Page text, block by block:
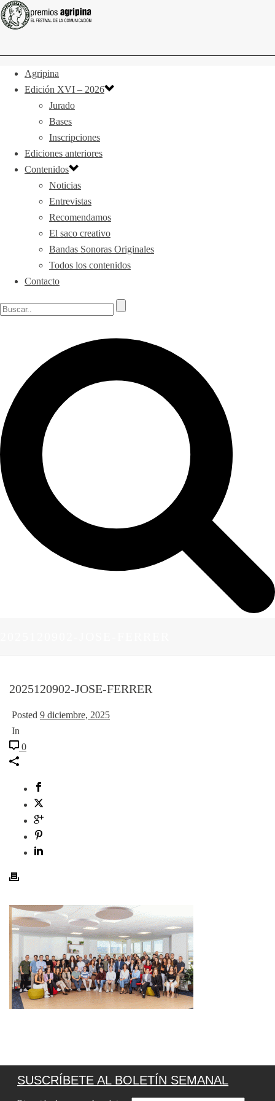
Agripina
Edición XVI – 2026
Jurado
Bases
Inscripciones
Ediciones anteriores
Contenidos
Noticias
Entrevistas
Recomendamos
El saco creativo
Bandas Sonoras Originales
Todos los contenidos
Contacto
2025120902-JOSE-FERRER
Posted 9 diciembre, 2025
In
0
SUSCRÍBETE AL BOLETÍN SEMANAL